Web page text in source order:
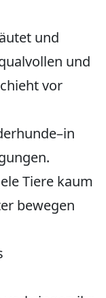
und
und
vor
Tiere kaum
bewegen